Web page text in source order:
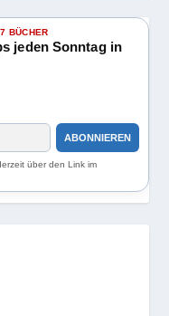
BÜCHER
jeden Sonntag in
ABONNIEREN
über den Link im